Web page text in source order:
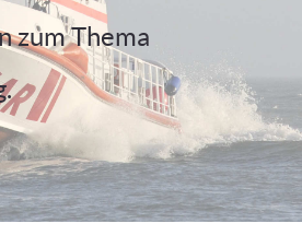
zum Thema